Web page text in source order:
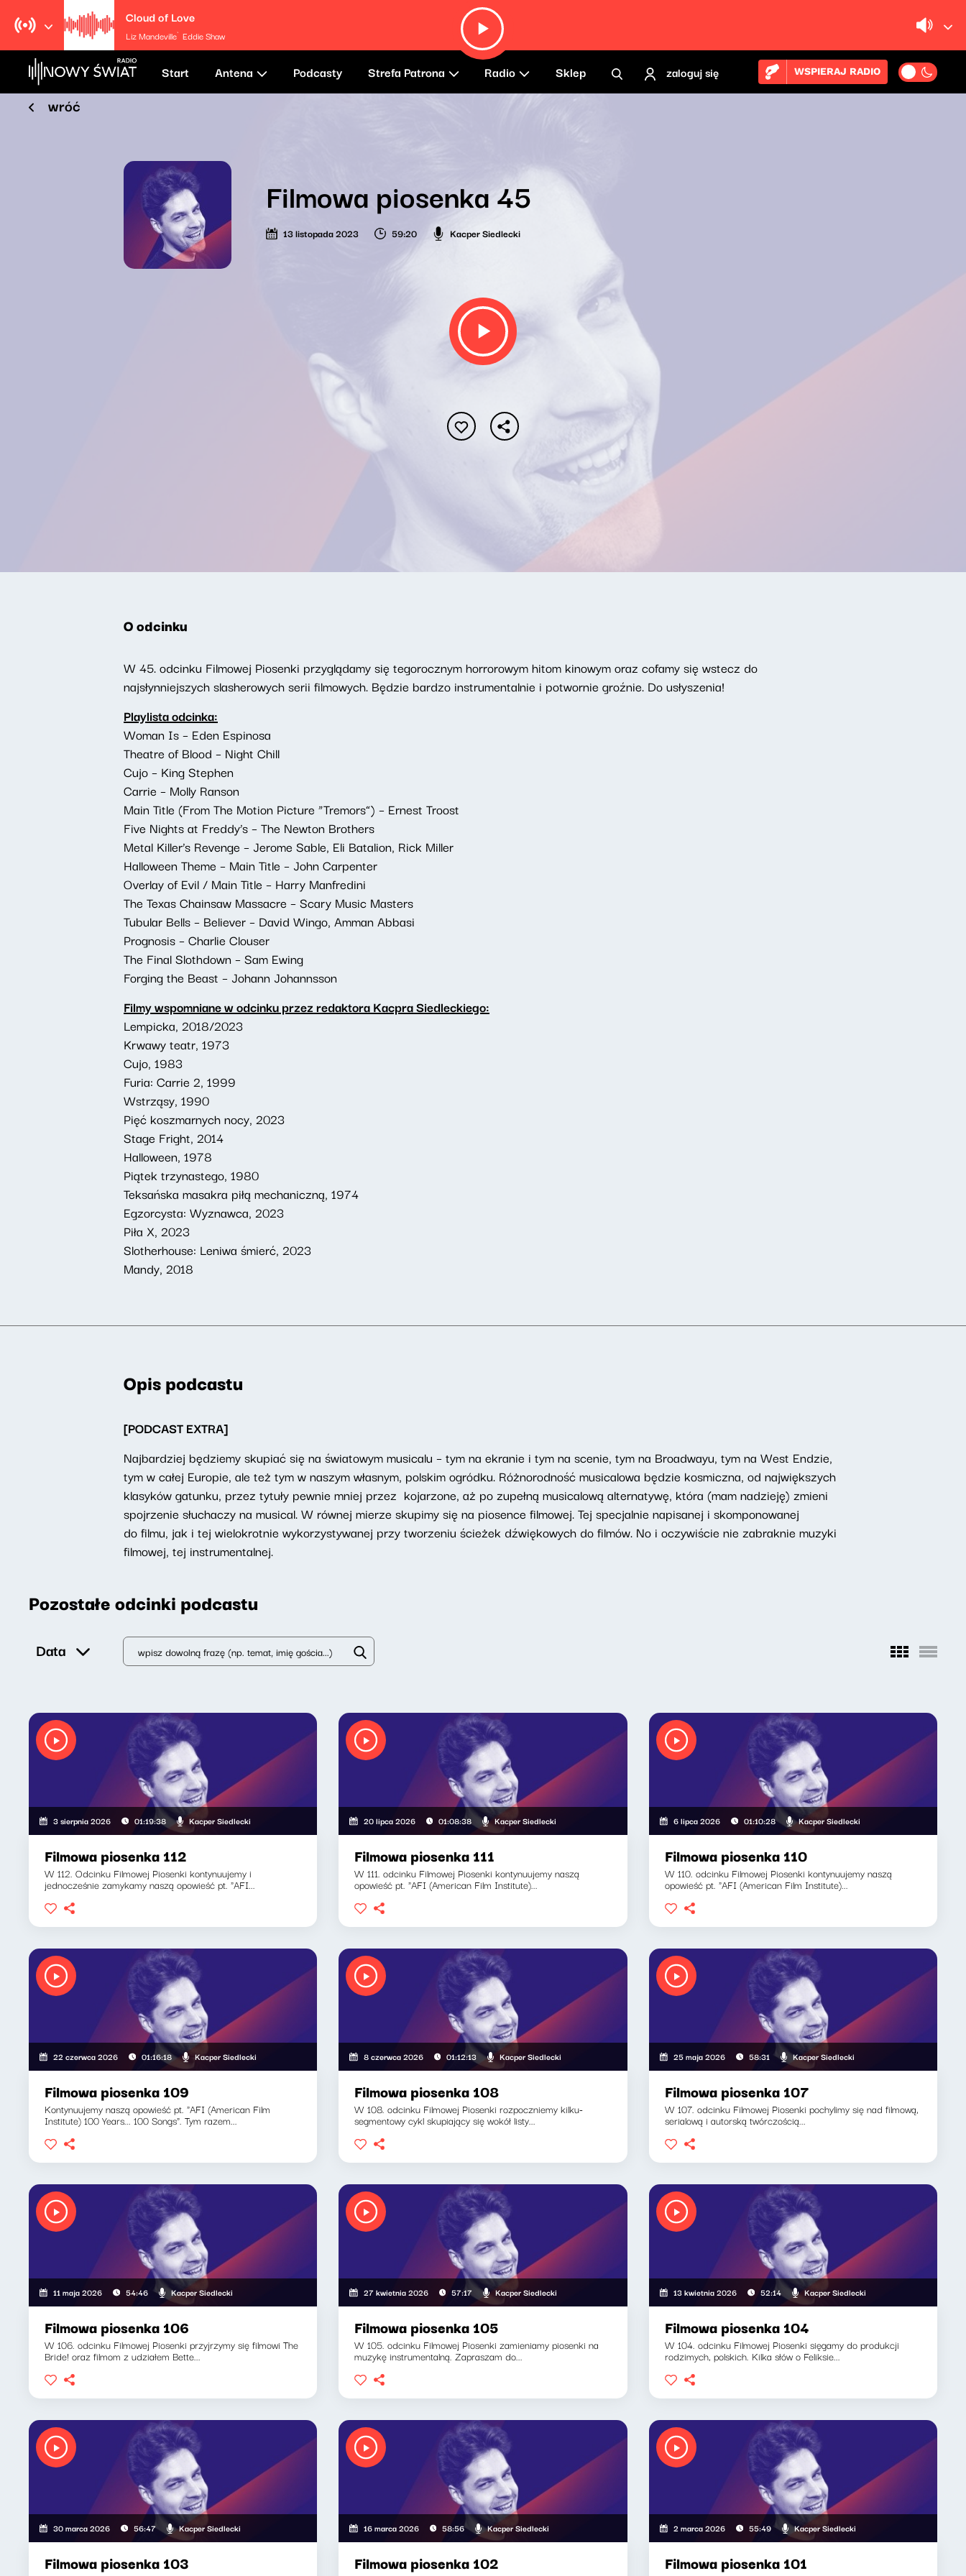
Cloud of Love
Liz Mandeville`Eddie Shaw
Start Antena Podcasty Strefa Patrona Radio Sklep zaloguj się WSPIERAJ RADIO
wróć
Filmowa piosenka 45
13 listopada 2023 59:20 Kacper Siedlecki
O odcinku
W 45. odcinku Filmowej Piosenki przyglądamy się tegorocznym horrorowym hitom kinowym oraz cofamy się wstecz do
najsłynniejszych slasherowych serii filmowych. Będzie bardzo instrumentalnie i potwornie groźnie. Do usłyszenia!
Playlista odcinka:
Woman Is – Eden Espinosa
Theatre of Blood – Night Chill
Cujo – King Stephen
Carrie – Molly Ranson
Main Title (From The Motion Picture “Tremors”) – Ernest Troost
Five Nights at Freddy’s – The Newton Brothers
Metal Killer’s Revenge – Jerome Sable, Eli Batalion, Rick Miller
Halloween Theme – Main Title – John Carpenter
Overlay of Evil / Main Title – Harry Manfredini
The Texas Chainsaw Massacre – Scary Music Masters
Tubular Bells – Believer – David Wingo, Amman Abbasi
Prognosis – Charlie Clouser
The Final Slothdown – Sam Ewing
Forging the Beast – Johann Johannsson
Filmy wspomniane w odcinku przez redaktora Kacpra Siedleckiego:
Lempicka, 2018/2023
Krwawy teatr, 1973
Cujo, 1983
Furia: Carrie 2, 1999
Wstrząsy, 1990
Pięć koszmarnych nocy, 2023
Stage Fright, 2014
Halloween, 1978
Piątek trzynastego, 1980
Teksańska masakra piłą mechaniczną, 1974
Egzorcysta: Wyznawca, 2023
Piła X, 2023
Slotherhouse: Leniwa śmierć, 2023
Mandy, 2018
Opis podcastu
[PODCAST EXTRA]
Najbardziej będziemy skupiać się na światowym musicalu – tym na ekranie i tym na scenie, tym na Broadwayu, tym na West Endzie,
tym w całej Europie, ale też tym w naszym własnym, polskim ogródku. Różnorodność musicalowa będzie kosmiczna, od największych
klasyków gatunku, przez tytuły pewnie mniej przez kojarzone, aż po zupełną musicalową alternatywę, która (mam nadzieję) zmieni
spojrzenie słuchaczy na musical. W równej mierze skupimy się na piosence filmowej. Tej specjalnie napisanej i skomponowanej
do filmu, jak i tej wielokrotnie wykorzystywanej przy tworzeniu ścieżek dźwiękowych do filmów. No i oczywiście nie zabraknie muzyki
filmowej, tej instrumentalnej.
Pozostałe odcinki podcastu
Data
3 sierpnia 2026 01:19:38 Kacper Siedlecki
Filmowa piosenka 112
W 112. Odcinku Filmowej Piosenki kontynuujemy i
jednocześnie zamykamy naszą opowieść pt. "AFI...
20 lipca 2026 01:08:38 Kacper Siedlecki
Filmowa piosenka 111
W 111. odcinku Filmowej Piosenki kontynuujemy naszą
opowieść pt. "AFI (American Film Institute)...
6 lipca 2026 01:10:28 Kacper Siedlecki
Filmowa piosenka 110
W 110. odcinku Filmowej Piosenki kontynuujemy naszą
opowieść pt. "AFI (American Film Institute)...
22 czerwca 2026 01:16:18 Kacper Siedlecki
Filmowa piosenka 109
Kontynuujemy naszą opowieść pt. "AFI (American Film
Institute) 100 Years... 100 Songs". Tym razem...
8 czerwca 2026 01:12:13 Kacper Siedlecki
Filmowa piosenka 108
W 108. odcinku Filmowej Piosenki rozpoczniemy kilku-
segmentowy cykl skupiający się wokół listy...
25 maja 2026 58:31 Kacper Siedlecki
Filmowa piosenka 107
W 107. odcinku Filmowej Piosenki pochylimy się nad filmową,
serialową i autorską twórczością...
11 maja 2026 54:46 Kacper Siedlecki
Filmowa piosenka 106
W 106. odcinku Filmowej Piosenki przyjrzymy się filmowi The
Bride! oraz filmom z udziałem Bette...
27 kwietnia 2026 57:17 Kacper Siedlecki
Filmowa piosenka 105
W 105. odcinku Filmowej Piosenki zamieniamy piosenki na
muzykę instrumentalną. Zapraszam do...
13 kwietnia 2026 52:14 Kacper Siedlecki
Filmowa piosenka 104
W 104. odcinku Filmowej Piosenki sięgamy do produkcji
rodzimych, polskich. Kilka słów o Feliksie...
30 marca 2026 56:47 Kacper Siedlecki
Filmowa piosenka 103
16 marca 2026 58:56 Kacper Siedlecki
Filmowa piosenka 102
2 marca 2026 55:49 Kacper Siedlecki
Filmowa piosenka 101